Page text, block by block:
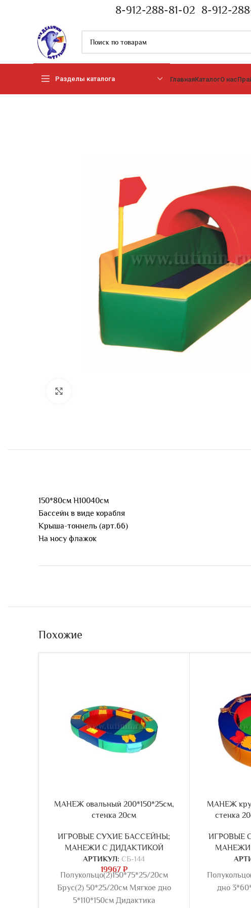
8-912-288-81-02 8-912-
Разделы каталога ГлавнаяКаталогО нас
150*80см Н10040см
Бассейн в виде корабля
Крыша-тоннель (арт.66)
На носу флажок
Похожие
МАНЕЖ овальный 200*150*25см,
стенка 20см
ИГРОВЫЕ СУХИЕ БАССЕЙНЫ;
МАНЕЖИ С ДИДАКТИКОЙ
АРТИКУЛ:СБ-144
19967 ₽
Полукольцо(2)150*75*25/20см
Брус(2) 50*25/20см Мягкое дно
5*110*150см Дидактика
МАНЕЖ
стенка
ИГРОВЫЕ
МАНЕЖИ
дно